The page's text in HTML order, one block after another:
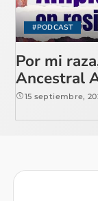
#PODCAST
Por mi
Ancestral
15 septiembre,